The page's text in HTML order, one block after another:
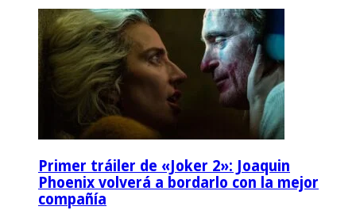
Primer tráiler de «Joker 2»: Joaquin
Phoenix volverá a bordarlo con la mejor
compañía